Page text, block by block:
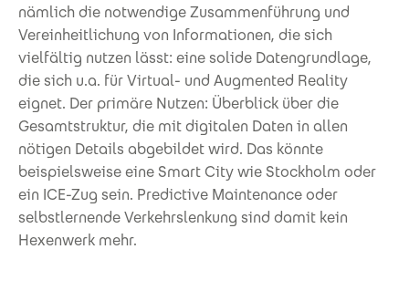
nämlich die notwendige Zusammenführung und
Vereinheitlichung von Informationen, die sich
vielfältig nutzen lässt: eine solide Datengrundlage,
die sich u.a. für Virtual- und Augmented Reality
eignet. Der primäre Nutzen: Überblick über die
Gesamtstruktur, die mit digitalen Daten in allen
nötigen Details abgebildet wird. Das könnte
beispielsweise eine Smart City wie Stockholm oder
ein ICE-Zug sein. Predictive Maintenance oder
selbstlernende Verkehrslenkung sind damit kein
Hexenwerk mehr.